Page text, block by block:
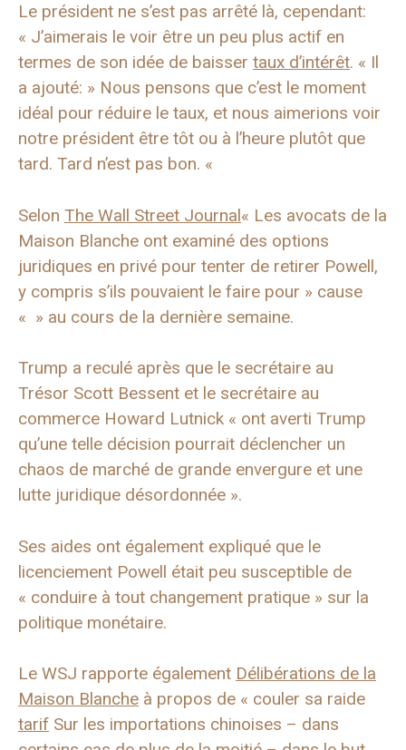
Le président ne s’est pas arrêté là, cependant:
« J’aimerais le voir être un peu plus actif en
termes de son idée de baisser taux d’intérêt. « Il
a ajouté: » Nous pensons que c’est le moment
idéal pour réduire le taux, et nous aimerions voir
notre président être tôt ou à l’heure plutôt que
tard. Tard n’est pas bon. «
Selon The Wall Street Journal« Les avocats de la
Maison Blanche ont examiné des options
juridiques en privé pour tenter de retirer Powell,
y compris s’ils pouvaient le faire pour » cause
« » au cours de la dernière semaine.
Trump a reculé après que le secrétaire au
Trésor Scott Bessent et le secrétaire au
commerce Howard Lutnick « ont averti Trump
qu’une telle décision pourrait déclencher un
chaos de marché de grande envergure et une
lutte juridique désordonnée ».
Ses aides ont également expliqué que le
licenciement Powell était peu susceptible de
« conduire à tout changement pratique » sur la
politique monétaire.
Le WSJ rapporte également Délibérations de la
Maison Blanche à propos de « couler sa raide
tarif Sur les importations chinoises – dans